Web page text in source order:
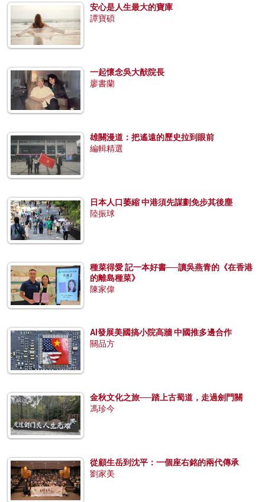
安心是人生最大的寶庫
譚寶碩
一起懷念吳大猷院長
廖書蘭
雄關漫道：把遙遠的歷史拉到眼前
編輯精選
日本人口萎縮 中港須先謀劃免步其後塵
陸振球
種菜得愛 記一本好書──讀吳燕青的《在香港
的離島種菜》
陳家偉
AI發展美國搞小院高牆 中國推多邊合作
關品方
金秋文化之旅──踏上古蜀道，走過劍門關
馮珍今
從顧生岳到沈平：一個座右銘的兩代傳承
劉家美